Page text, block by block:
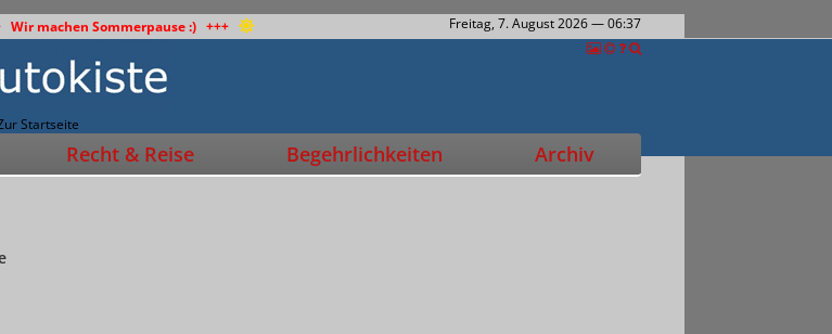
machen Sommerpause :) +++ Freitag, 7. August 2026— 06:37
Startseite
Recht & Reise Begehrlichkeiten Archiv